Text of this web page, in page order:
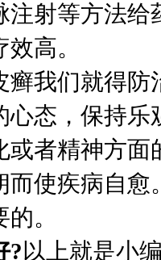
注射等方法
高。
癣我们就得
心态，保持
或者精神方
而使疾病自
。
? 以上就是小